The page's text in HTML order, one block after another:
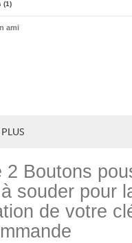
(1)
ami
2 Boutons
souder pour
de votre